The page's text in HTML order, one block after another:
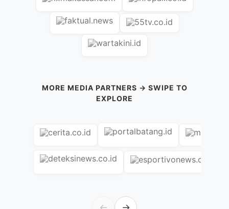
MORE MEDIA PARTNERS → SWIPE TO
EXPLORE